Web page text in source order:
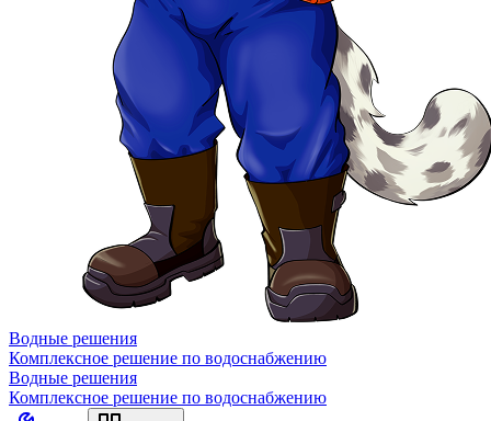
Водные решения
Комплексное решение по водоснабжению
Водные решения
Комплексное решение по водоснабжению